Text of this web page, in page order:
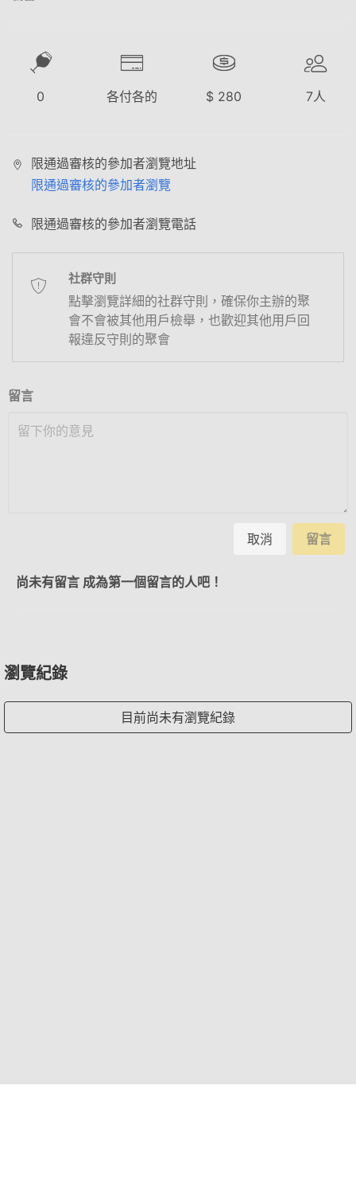
0 各付各的 $ 280 7人
限通過審核的參加者瀏覽地址
限通過審核的參加者瀏覽
限通過審核的參加者瀏覽電話
社群守則
點擊瀏覽詳細的社群守則，確保你主辦的聚
會不會被其他用戶檢舉，也歡迎其他用戶回
報違反守則的聚會
留言
取消 留言
尚未有留言 成為第一個留言的人吧！
瀏覽紀錄
目前尚未有瀏覽紀錄